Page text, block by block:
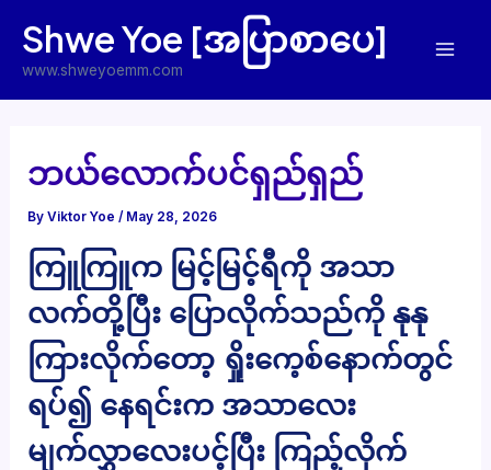
content
Shwe Yoe [အပြာစာပေ]
www.shweyoemm.com
ဘယ်လောက်ပင်ရှည်ရှည်
ByViktor Yoe/ May 28, 2026
ကြူကြူက မြင့်မြင့်ရီကို အသာ
လက်တို့ပြီး ပြောလိုက်သည်ကို နုနု
ကြားလိုက်တော့ ရှိုးကေ့စ်နောက်တွင်
ရပ်၍ နေရင်းက အသာလေး
မျက်လွှာလေးပင့်ပြီး ကြည့်လိုက်